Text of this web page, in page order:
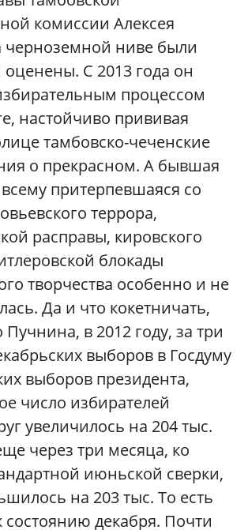
комиссии Алексея
черноземной ниве были
С 2013 года он
процессом
настойчиво прививая
тамбовско-чеченские
о прекрасном. А бывшая
притерпевшаяся со
террора,
расправы, кировского
блокады
творчества особенно и не
Да и что кокетничать,
в 2012 году, за три
выборов в Госдуму
выборов президента,
число избирателей
увеличилось на 204 тыс.
через три месяца, ко
июньской сверки,
на 203 тыс. То есть
состоянию декабря. Почти